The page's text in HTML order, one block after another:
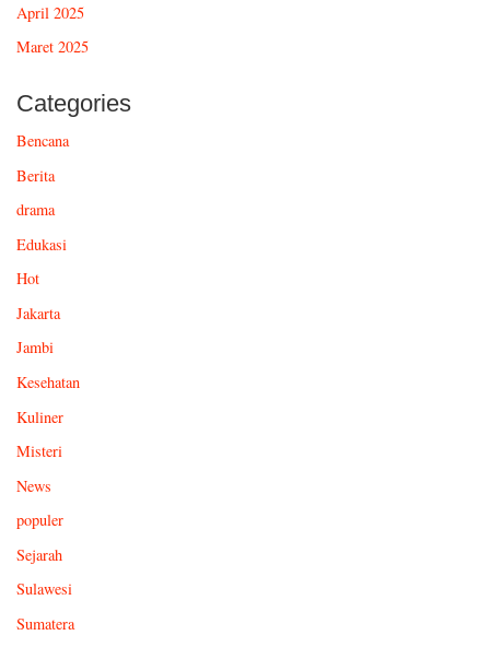
April 2025
Maret 2025
Categories
Bencana
Berita
drama
Edukasi
Hot
Jakarta
Jambi
Kesehatan
Kuliner
Misteri
News
populer
Sejarah
Sulawesi
Sumatera